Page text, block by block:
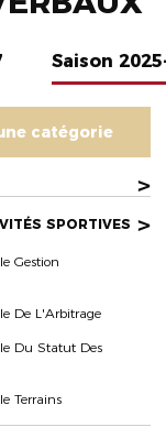
Saison
catégorie
>
SPORTIVES >
Gestion
De L'Arbitrage
Du Statut Des
Terrains